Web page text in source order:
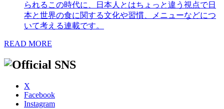
られるこの時代に、日本人とはちょっと違う視点で日
本と世界の食に関する文化や習慣、メニューなどにつ
いて考える連載です。
READ MORE
X
Facebook
Instagram